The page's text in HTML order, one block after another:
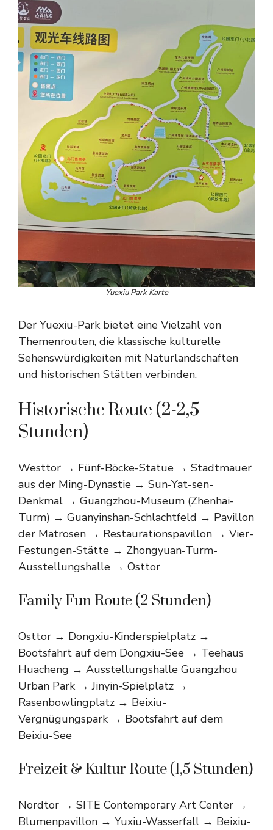
Yuexiu Park Karte
Der Yuexiu-Park bietet eine Vielzahl von
Themenrouten, die klassische kulturelle
Sehenswürdigkeiten mit Naturlandschaften
und historischen Stätten verbinden.
Historische Route (2-2,5
Stunden)
Westtor → Fünf-Böcke-Statue → Stadtmauer
aus der Ming-Dynastie → Sun-Yat-sen-
Denkmal → Guangzhou-Museum (Zhenhai-
Turm) → Guanyinshan-Schlachtfeld → Pavillon
der Matrosen → Restaurationspavillon → Vier-
Festungen-Stätte → Zhongyuan-Turm-
Ausstellungshalle → Osttor
Family Fun Route (2 Stunden)
Osttor → Dongxiu-Kinderspielplatz →
Bootsfahrt auf dem Dongxiu-See → Teehaus
Huacheng → Ausstellungshalle Guangzhou
Urban Park → Jinyin-Spielplatz →
Rasenbowlingplatz → Beixiu-
Vergnügungspark → Bootsfahrt auf dem
Beixiu-See
Freizeit & Kultur Route (1,5 Stunden)
Nordtor → SITE Contemporary Art Center →
Blumenpavillon → Yuxiu-Wasserfall → Beixiu-